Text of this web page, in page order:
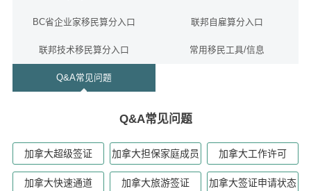
BC省企业家移民算分入口 联邦自雇算分入口
联邦技术移民算分入口 常用移民工具/信息
Q&A常见问题
Q&A常见问题
加拿大超级签证 加拿大担保家庭成员 加拿大工作许可
加拿大快速通道 加拿大旅游签证 加拿大签证申请状态